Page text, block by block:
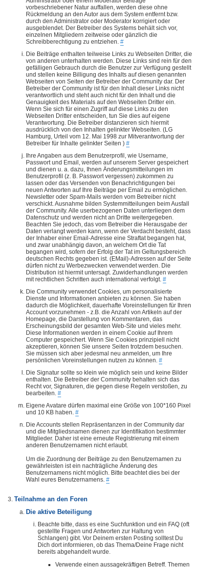
vorbeschriebener Natur auffallen, werden diese ohne
Rückmeldung an den Autor aus dem System entfernt bzw.
durch den Administrator oder Moderator korrigiert oder
ausgeblendet. Der Betreiber des Systems behält sich vor,
einzelnen Mitgliedern zeitweise oder gänzlich die
Schreibberechtigung zu entziehen. #
Die Beiträge enthalten teilweise Links zu Webseiten Dritter, die
von anderen unterhalten werden. Diese Links sind rein für den
gefälligen Gebrauch durch die Benutzer zur Verfügung gestellt
und stellen keine Billigung des Inhalts auf diesen genannten
Webseiten von Seiten der Betreiber der Community dar. Der
Betreiber der Community ist für den Inhalt dieser Links nicht
verantwortlich und steht auch nicht für den Inhalt und die
Genauigkeit des Materials auf den Webseiten Dritter ein.
Wenn Sie sich für einen Zugriff auf diese Links zu den
Webseiten Dritter entscheiden, tun Sie dies auf eigene
Verantwortung. Die Betreiber distanzieren sich hiermit
ausdrücklich von den Inhalten gelinkter Webseiten. (LG
Hamburg, Urteil vom 12. Mai 1998 zur Mitverantwortung der
Betreiber für Inhalte gelinkter Seiten ) #
Ihre Angaben aus dem Benutzerprofil, wie Username,
Passwort und Email, werden auf unserem Server gespeichert
und dienen u. a. dazu, Ihnen Änderungsmitteilungen im
Benutzerprofil (z. B. Passwort vergessen) zukommen zu
lassen oder das Versenden von Benachrichtigungen bei
neuen Antworten auf Ihre Beiträge per Email zu ermöglichen.
Newsletter oder Spam-Mails werden vom Betreiber nicht
verschickt. Ausnahme bilden Systemmitteilungen beim Ausfall
der Community. Alle userbezogenen Daten unterliegen dem
Datenschutz und werden nicht an Dritte weitergegeben.
Beachten Sie jedoch, das vom Betreiber die Herausgabe der
Daten verlangt werden kann, wenn der Verdacht besteht, dass
der Inhaber einer Email-Adresse eine Straftat begangen hat,
und zwar unabhängig davon, an welchem Ort die Tat
begangen wird, sofern der Erfolg der Tat im Geltungsbereich
deutschen Rechts gegeben ist. (EMail)-Adressen auf der Seite
dürfen nicht zu Werbezwecken verwendet werden. Die
Distribution ist hiermit untersagt. Zuwiderhandlungen werden
mit rechtlichen Schritten auch international verfolgt. #
Die Community verwendet Cookies, um personalisierte
Dienste und Informationen anbieten zu können. Sie haben
dadurch die Möglichkeit, dauerhafte Voreinstellungen für Ihren
Account vorzunehmen - z.B. die Anzahl von Artikeln auf der
Homepage, die Darstellung von Kommentaren, das
Erscheinungsbild der gesamten Web-Site und vieles mehr.
Diese Informationen werden in einem Cookie auf Ihrem
Computer gespeichert. Wenn Sie Cookies prinzipiell nicht
akzeptieren, können Sie unsere Seiten trotzdem besuchen.
Sie müssen sich aber jedesmal neu anmelden, um Ihre
persönlichen Voreinstellungen nutzen zu können. #
Die Signatur sollte so klein wie möglich sein und keine Bilder
enthalten. Die Betreiber der Community behalten sich das
Recht vor, Signaturen, die gegen diese Regeln verstoßen, zu
bearbeiten. #
Eigene Avatare dürfen maximal eine Größe von 100*160 Pixel
und 10 KB haben. #
Die Accounts stellen Repräsentanzen in der Community dar
und die Mitgliedsnamen dienen zur Identifikation bestimmter
Mitglieder. Daher ist eine erneute Registrierung mit einem
anderen Benutzernamen nicht erlaubt.
Um die Zuordnung der Beiträge zu den Benutzernamen zu
gewährleisten ist ein nachträgliche Änderung des
Benutzernamens nicht möglich. Bitte beachtet dies bei der
Wahl eures Benutzernamens. #
Teilnahme an den Foren
Die aktive Beteiligung
Beachte bitte, dass es eine Suchfunktion und ein FAQ (oft
gestellte Fragen und Antworten zur Haltung von
Schlangen) gibt. Vor Deinem ersten Posting solltest Du
Dich dort informieren, ob das Thema/Deine Frage nicht
bereits abgehandelt wurde.
Verwende einen aussagekräftigen Betreff. Themen